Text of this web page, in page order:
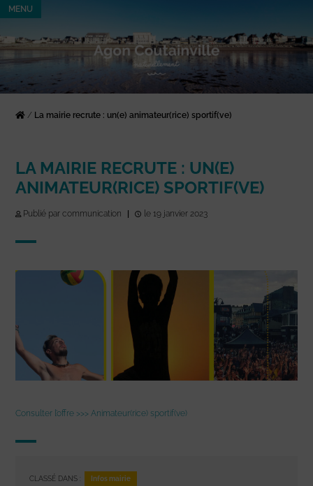
MENU
/ La mairie recrute : un(e) animateur(rice) sportif(ve)
LA MAIRIE RECRUTE : UN(E)
ANIMATEUR(RICE) SPORTIF(VE)
Publié par communication le 19 janvier 2023
Consulter l’offre >>> Animateur(rice) sportif(ve)
CLASSÉ DANS : Infos mairie